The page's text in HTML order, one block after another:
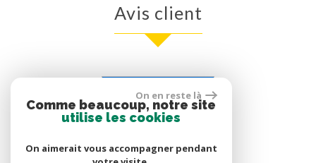
Avis client
0 avis
On en reste là
Comme beaucoup, notre site
utilise les cookies
On aimerait vous accompagner pendant